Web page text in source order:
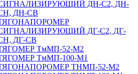
ДН-С2, ДН-
ДН-СВ
ДГ-С2, ДГ-
ДГ-СВ
ТмМП-52-М2
ТмМП-100-М1
ТНМП-52-М2